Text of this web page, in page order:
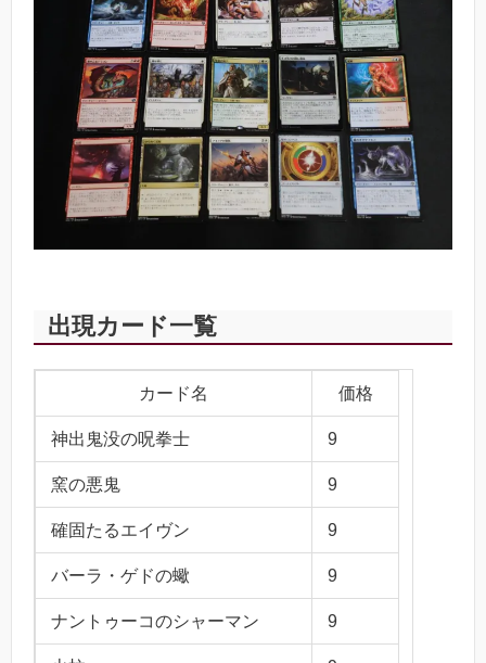
出現カード一覧
カード名 価格
神出鬼没の呪拳士 9
窯の悪鬼 9
確固たるエイヴン 9
バーラ・ゲドの蠍 9
ナントゥーコのシャーマン 9